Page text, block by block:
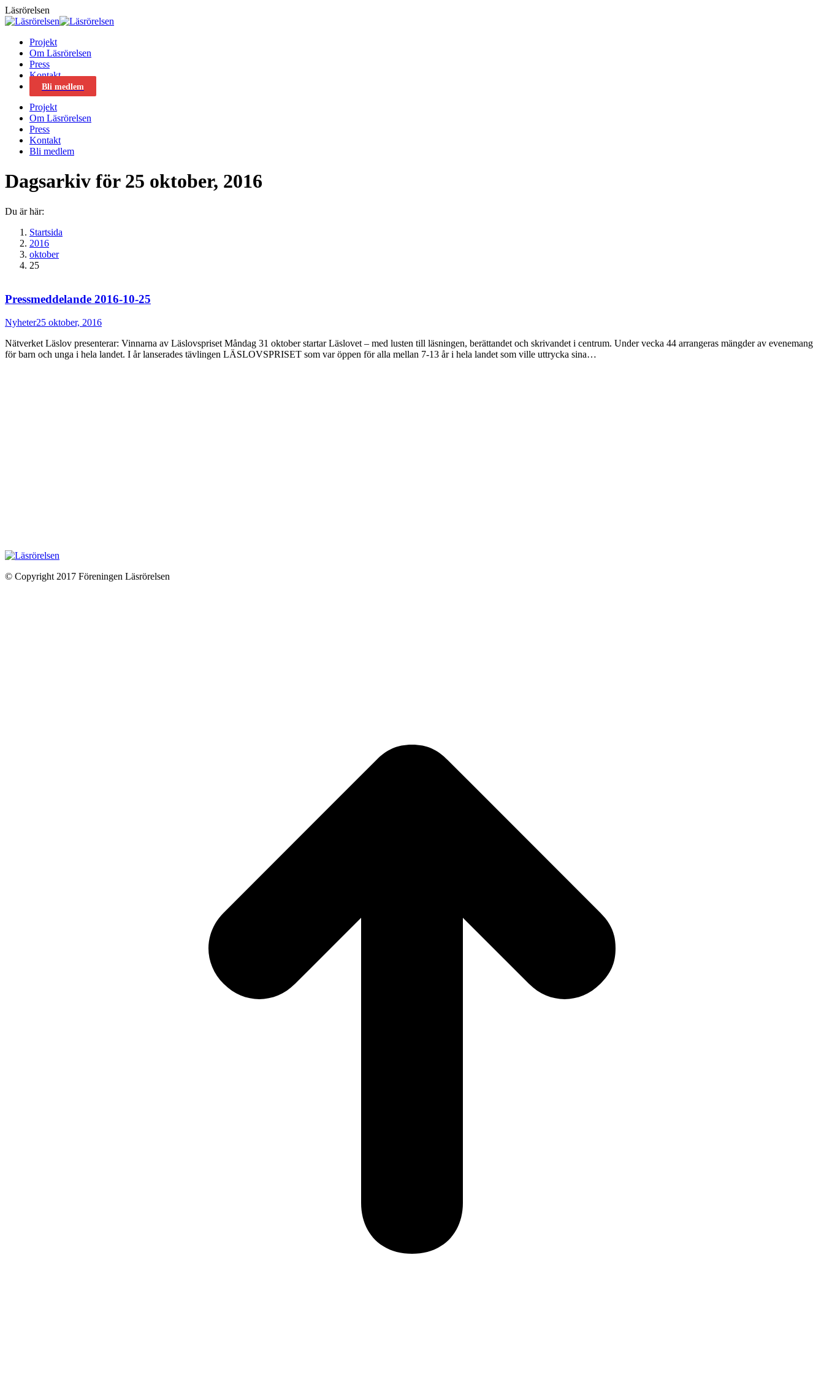
Skip
to
Läsrörelsen
Projekt
Om Läsrörelsen
Press
Kontakt
Bli medlem
Projekt
Om Läsrörelsen
Press
Kontakt
Bli medlem
Dagsarkiv för 25 oktober, 2016
Du är här:
Startsida
2016
oktober
25
Pressmeddelande 2016-10-25
Nyheter25 oktober, 2016
Nätverket Läslov presenterar: Vinnarna av Läslovspriset Måndag 31 oktober startar Läslovet – med lusten till läsningen, berättandet och skrivandet i centrum. Under vecka 44 arrangeras mängder av evenemang
för barn och unga i hela landet. I år lanserades tävlingen LÄSLOVSPRISET som var öppen för alla mellan 7-13 år i hela landet som ville uttrycka sina…
© Copyright 2017 Föreningen Läsrörelsen